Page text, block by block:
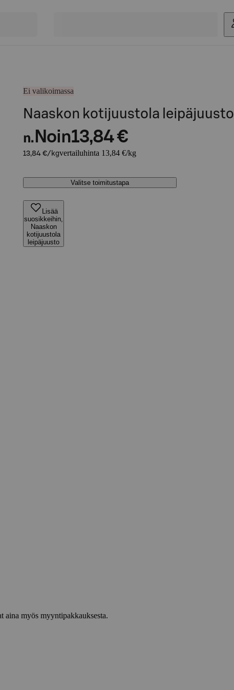
Ei valikoimassa
Naaskon kotijuustola leipäjuusto
n. Noin13,84 €
13,84 €/kgvertailuhinta 13,84 €/kg
Valitse toimitustapa
Lisää
suosikkeihin,
Naaskon
kotijuustola
leipäjuusto
aina myös myyntipakkauksesta.